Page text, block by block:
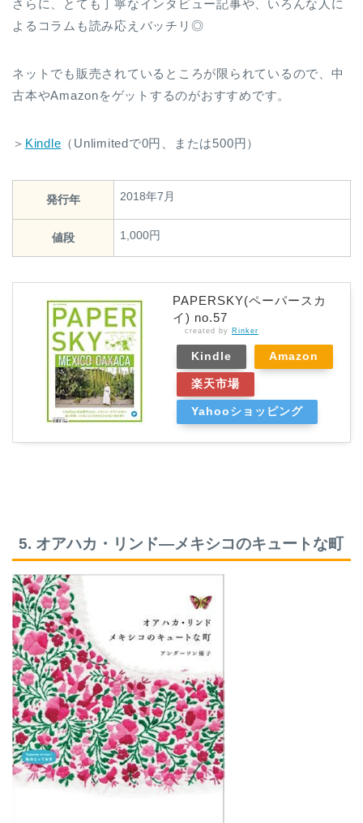
さらに、とても丁寧なインタビュー記事や、いろんな人に
よるコラムも読み応えバッチリ◎
ネットでも販売されているところが限られているので、中
古本やAmazonをゲットするのがおすすめです。
＞ Kindle （Unlimitedで0円、または500円）
発行年 2018年7月
値段 1,000円
PAPERSKY(ペーパースカ
イ) no.57
created by Rinker
Kindle Amazon
楽天市場
Yahooショッピング
5. オアハカ・リンド―メキシコのキュートな町